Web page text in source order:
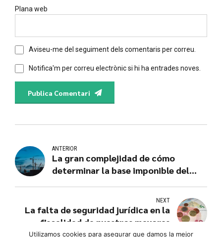
Plana web
Aviseu-me del seguiment dels comentaris per correu.
Notifica'm per correu electrònic si hi ha entrades noves.
Publica Comentari
ANTERIOR
La gran complejidad de cómo
determinar la base imponible del
NEXT
La falta de seguridad jurídica en la
fiscalidad de nuestros mayores
Utilizamos cookies para asegurar que damos la mejor